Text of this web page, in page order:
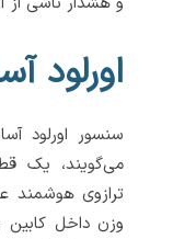
اورلود
سنسور اورلود
می‌گویند، یک
ترازوی هوشمند
وزن داخل کابین